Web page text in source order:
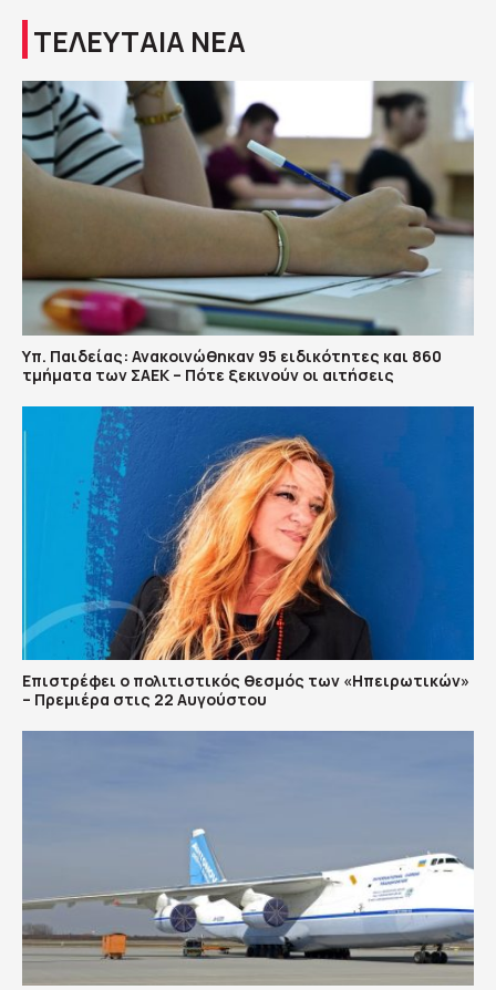
ΤΕΛΕΥΤΑΙΑ ΝΕΑ
Υπ. Παιδείας: Ανακοινώθηκαν 95 ειδικότητες και 860
τμήματα των ΣΑΕΚ – Πότε ξεκινούν οι αιτήσεις
Επιστρέφει ο πολιτιστικός θεσμός των «Ηπειρωτικών»
– Πρεμιέρα στις 22 Αυγούστου